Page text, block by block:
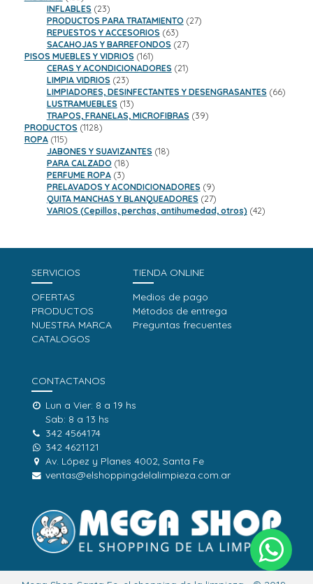
productos
INFLABLES 2323
productos
PRODUCTOS PARA TRATAMIENTO 2727
REPUESTOS Y ACCESORIOS 6363
productos
SACAHOJAS Y BARREFONDOS 2727
PISOS MUEBLES Y VIDRIOS 161161
productos
CERAS Y ACONDICIONADORES 2121
LIMPIA VIDRIOS 2323
productos
LIMPIADORES, DESINFECTANTES Y DESENGRASANTES 6666
LUSTRAMUEBLES 1313
productos
TRAPOS, FRANELAS, MICROFIBRAS 3939
PRODUCTOS 11281128
ROPA 115115
productos
JABONES Y SUAVIZANTES 1818
PARA CALZADO 1818
PERFUME ROPA 33
productos
PRELAVADOS Y ACONDICIONADORES 99
productos
QUITA MANCHAS Y BLANQUEADORES 2727
productos
VARIOS (Cepillos, perchas, antihumedad, otros) 4242
SERVICIOS
OFERTAS
PRODUCTOS
NUESTRA MARCA
CATALOGOS
TIENDA ONLINE
Medios de pago
Métodos de entrega
Preguntas frecuentes
CONTACTANOS
Lun a Vier: 8 a 19 hs
Sab: 8 a 13 hs
342 4564174
342 4621121
Av. López y Planes 4002, Santa Fe
ventas@elshoppingdelalimpieza.com.ar